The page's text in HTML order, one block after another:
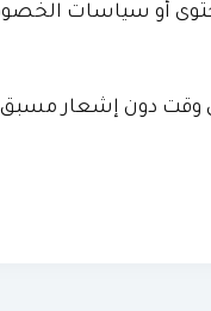
أو سياسات
وقت دون إشعار